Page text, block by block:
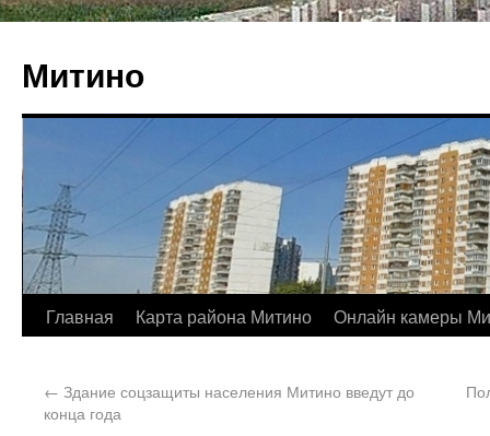
Митино
Главная Карта района Митино Онлайн камеры
← Здание соцзащиты населения Митино введут до
конца года